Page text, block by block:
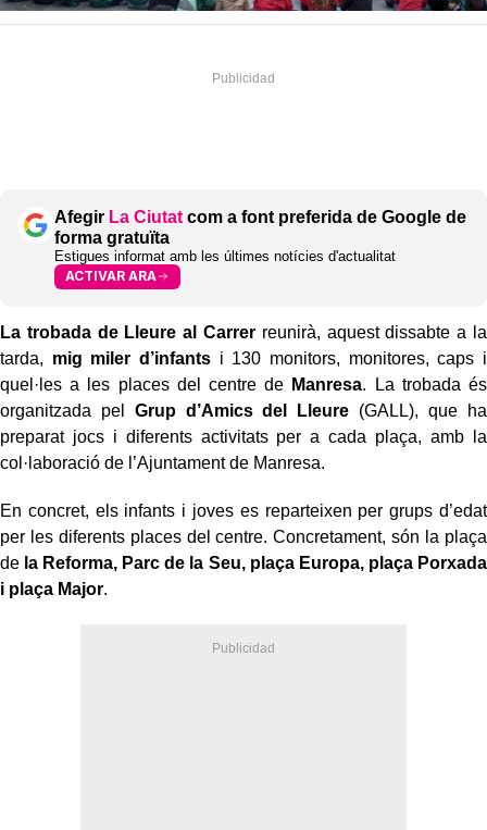
Afegir La Ciutat com a font preferida de Google de
forma gratuïta
Estigues informat amb les últimes notícies d'actualitat
ACTIVAR ARA
La trobada de Lleure al Carrerreunirà, aquest dissabte a la
tarda, mig miler d’infants i 130 monitors, monitores, caps i
quel·les a les places del centre de Manresa. La trobada és
organitzada pel Grup d’Amics del Lleure (GALL), que ha
preparat jocs i diferents activitats per a cada plaça, amb la
col·laboració de l’Ajuntament de Manresa.
En concret, els infants i joves es reparteixen per grups d’edat
per les diferents places del centre. Concretament, són la plaça
de la Reforma, Parc de la Seu, plaça Europa, plaça Porxada
i plaça Major.